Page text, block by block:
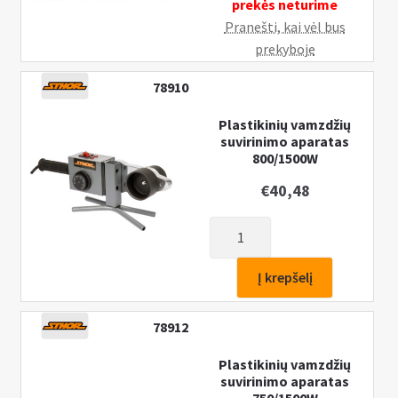
prekės neturime
Pranešti, kai vėl bus
prekyboje
78910
Plastikinių vamzdžių
suvirinimo aparatas
800/1500W
€40,48
Plastikinių
vamzdžių
suvirinimo
800/1500W
Į krepšelį
78912
Plastikinių vamzdžių
suvirinimo aparatas